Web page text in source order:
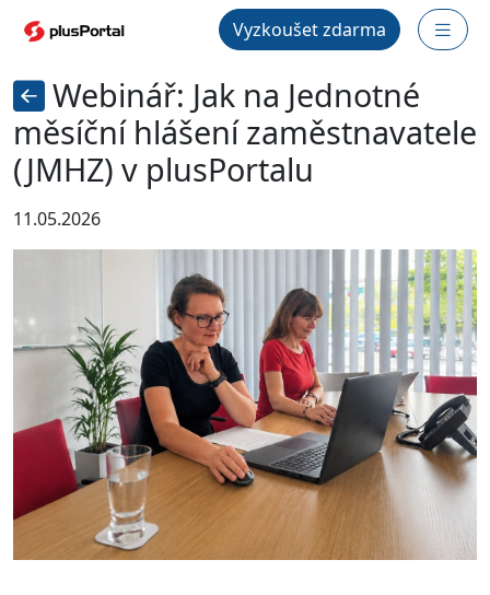
Vyzkoušet zdarma
Webinář: Jak na Jednotné
měsíční hlášení zaměstnavatele
(JMHZ) v plusPortalu
11.05.2026